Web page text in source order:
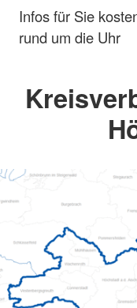
Infos für Sie
rund um die Uhr